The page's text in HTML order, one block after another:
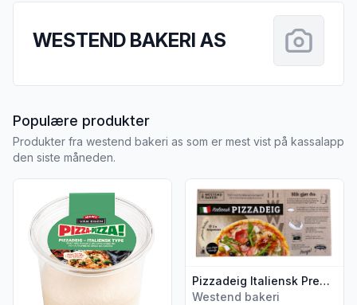
WESTEND BAKERI AS
Populære produkterfra WESTEND BAKERI AS
Produkter fra westend bakeri as som er mest vist på kassalapp
den siste måneden.
Vis flere detaljer for produktet "Pizzadeig Italiensk 230g
Pizzadeig Italiensk Premium 460g Westend
Westend bakeri
Vis flere detaljer for